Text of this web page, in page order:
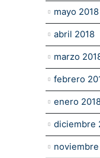
mayo 2018
abril 2018
marzo
febrero
enero
diciembre
noviembre